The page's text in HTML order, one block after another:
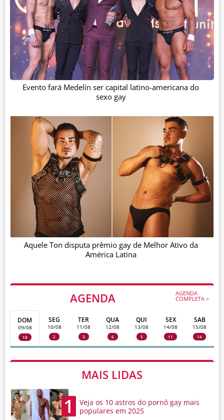
AGENDA AGENDA
COMPLETA >
DOM
09/08
18
SEG
10/08
2
TER
11/08
3
QUA
12/08
6
QUI
13/08
5
SEX
14/08
11
SAB
15/08
14
MAIS LIDAS
1
Veja os 10 astros do pornô gay mais
populares em 2025
Evento fará Medelín ser capital latino-americana do
sexo gay
Aquele Ton disputa prêmio gay de Melhor Ativo da
América Latina